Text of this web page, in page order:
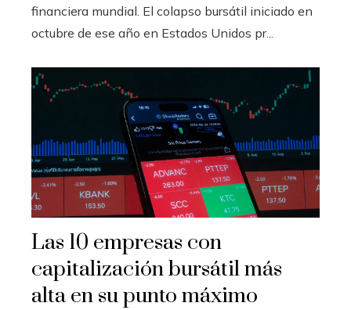
financiera mundial. El colapso bursátil iniciado en
octubre de ese año en Estados Unidos pr...
Las 10 empresas con
capitalización bursátil más
alta en su punto máximo